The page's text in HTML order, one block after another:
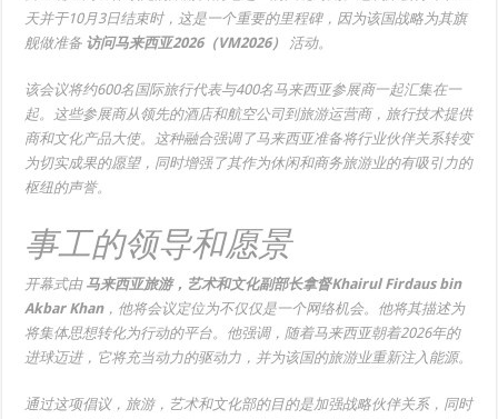
天并于10月3日结束时，这是一个重要的里程碑，因为该国战略为其旗
舰做准备 访问马来西亚2026（VM2026） 活动。
该会议将约600名国际旅行代表与400名马来西亚参展商一起汇集在一
起​​。这些参展商从领先的酒店和航空公司到旅游运营商，旅行技术提供
商和文化产品大使。这种融合强调了马来西亚准备将行业伙伴关系转变
为切实成果的愿望，同时增强了其作为休闲和商务旅游业的有吸引力的
枢纽的声誉。
事工的领导和愿景
开幕式由 马来西亚旅游，艺术和文化副部长拿督Khairul Firdaus bin
Akbar Khan，他将会议定位为不仅仅是一个网络机会。他将其描述为
将集体思想转化为行动的平台。他强调，随着马来西亚朝着2026年的
进球迈进，它将充当动力的驱动力，并为该国的旅游业重新注入能源。
通过这项倡议，旅游，艺术和文化部的目的是加强战略伙伴关系，同时